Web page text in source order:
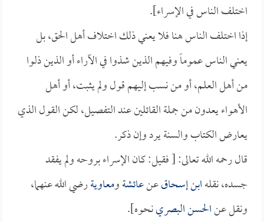
اختلف الناس في الإسراء].
إذا اختلف الناس هنا فلا يعني ذلك اختلاف أهل الحق، بل
يعني الناس عموماً وفيهم الذين شذوا في الآراء أو الذين ذلوا
من أهل العلم، أو من نسب إليهم قول ولم يثبت، أو أهل
الأهواء يعدون من جملة القائلين عند التفصيل، لكن القول الذي
يعارض الكتاب والسنة يرد وإن ذكر.
قال رحمه الله تعالى: [ فقيل: كان الإسراء بروحه ولم يفقد
جسده، نقلهابن إسحاقعنعائشةومعاويةرضي الله عنهما،
ونقل عنالحسن البصرينحوه].